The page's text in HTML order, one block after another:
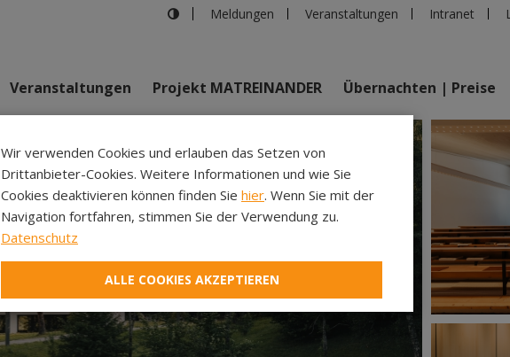
Meldungen Veranstaltungen Intranet
Veranstaltungen
Veranstaltungen Projekt MATREINANDER Übernachten | Preise
Wir verwenden Cookies und erlauben das Setzen von
Drittanbieter-Cookies. Weitere Informationen und wie Sie
Cookies deaktivieren können finden Sie hier. Wenn Sie mit der
Navigation fortfahren, stimmen Sie der Verwendung zu.
Datenschutz
ALLE COOKIES AKZEPTIEREN